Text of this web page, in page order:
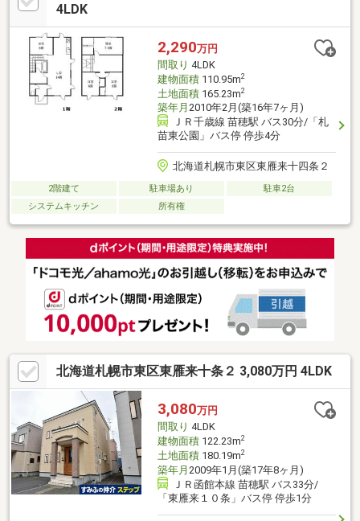
4LDK
2,290万円
間取り 4LDK
建物面積110.95m2
土地面積165.23m2
築年月 2010年2月(築16年7ヶ月)
ＪＲ千歳線 苗穂駅 バス30分/「札
苗東公園」バス停 停歩4分
北海道札幌市東区東雁来十四条２
2階建て 駐車場あり
駐車2台
システムキッチン
所有権
北海道札幌市東区東雁来十条２ 3,080万円 4LDK
3,080万円
間取り 4LDK
建物面積122.23m2
土地面積180.19m2
築年月 2009年1月(築17年8ヶ月)
ＪＲ函館本線 苗穂駅 バス33分/
「東雁来１０条」バス停 停歩1分